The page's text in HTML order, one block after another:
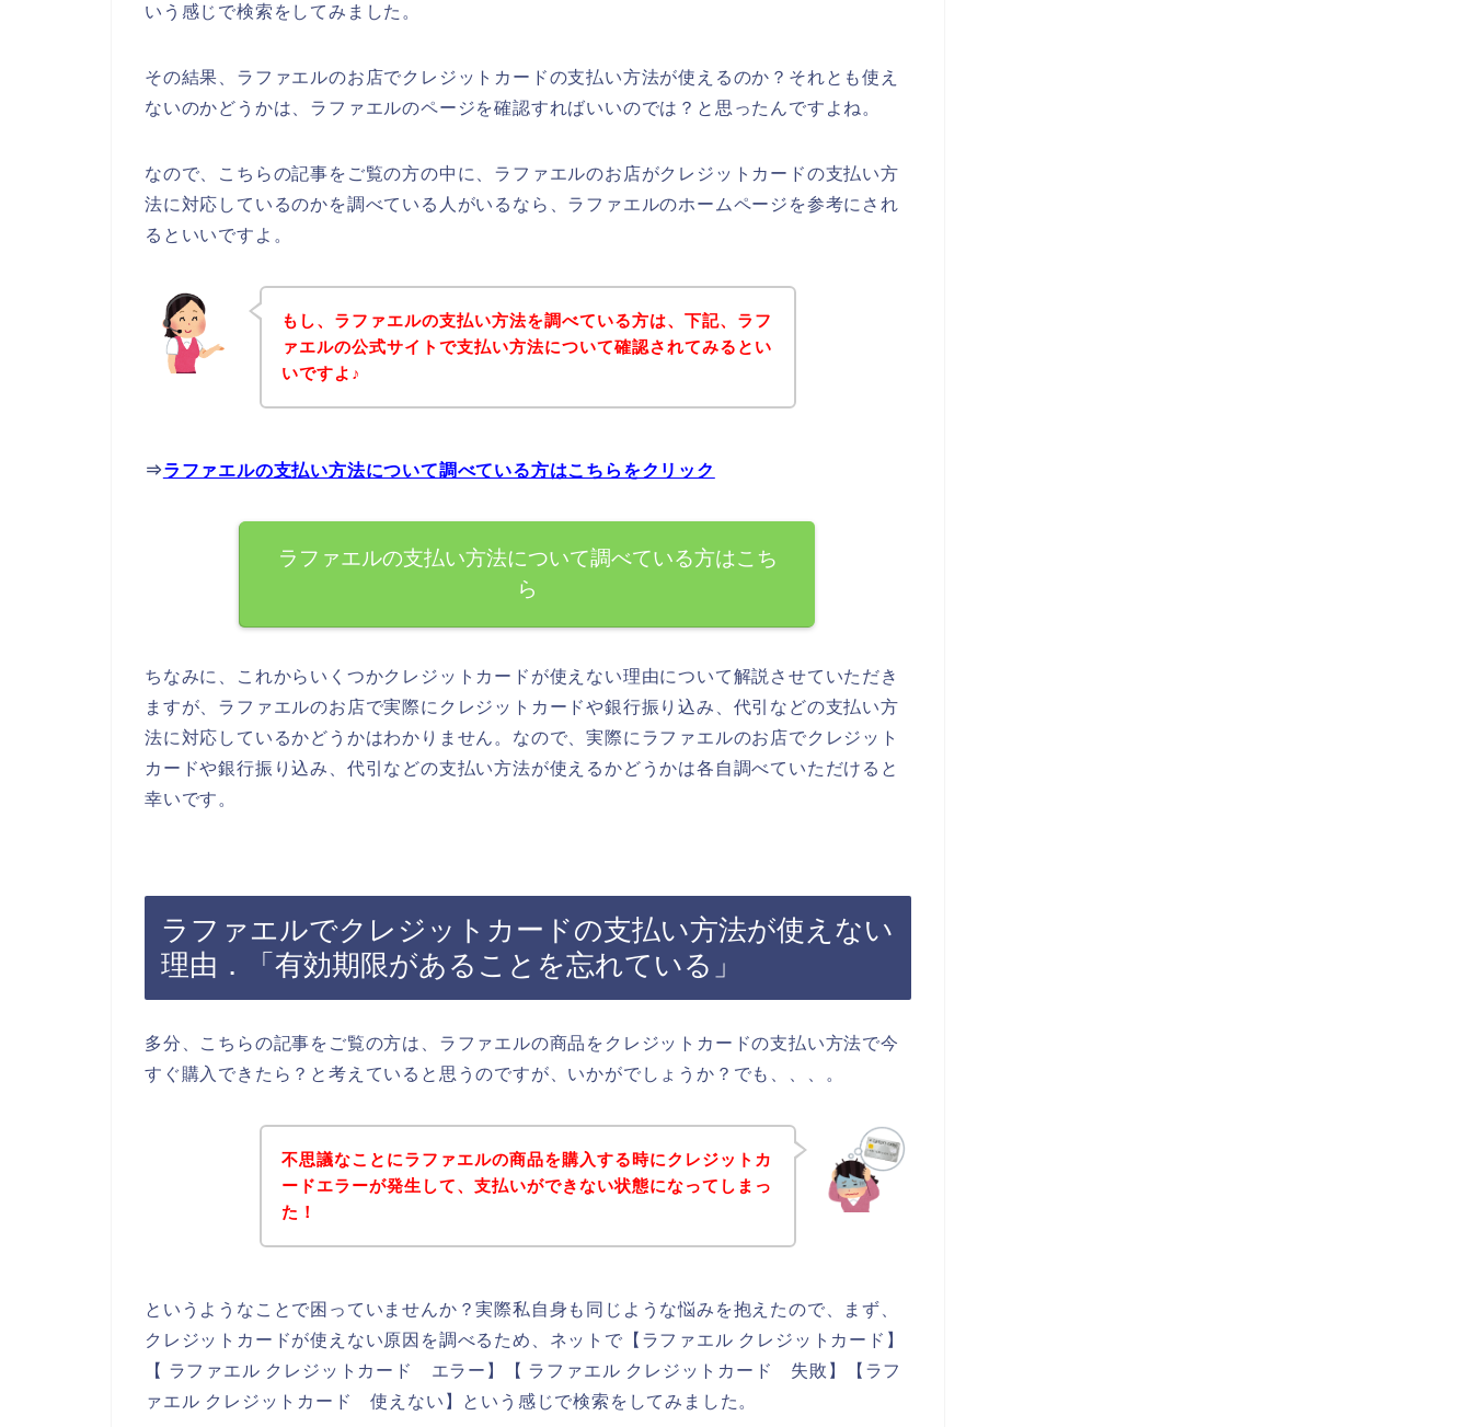
いう感じで検索をしてみました。
その結果、ラファエルのお店でクレジットカードの支払い方法が使えるのか？それとも使え
ないのかどうかは、ラファエルのページを確認すればいいのでは？と思ったんですよね。
なので、こちらの記事をご覧の方の中に、ラファエルのお店がクレジットカードの支払い方
法に対応しているのかを調べている人がいるなら、ラファエルのホームページを参考にされ
るといいですよ。
もし、ラファエルの支払い方法を調べている方は、下記、ラフ
ァエルの公式サイトで支払い方法について確認されてみるとい
いですよ♪
⇒ラファエルの支払い方法について調べている方はこちらをクリック
ラファエルの支払い方法について調べている方はこち
ら
ちなみに、これからいくつかクレジットカードが使えない理由について解説させていただき
ますが、ラファエルのお店で実際にクレジットカードや銀行振り込み、代引などの支払い方
法に対応しているかどうかはわかりません。なので、実際にラファエルのお店でクレジット
カードや銀行振り込み、代引などの支払い方法が使えるかどうかは各自調べていただけると
幸いです。
ラファエルでクレジットカードの支払い方法が使えない
理由．「有効期限があることを忘れている」
多分、こちらの記事をご覧の方は、ラファエルの商品をクレジットカードの支払い方法で今
すぐ購入できたら？と考えていると思うのですが、いかがでしょうか？でも、、、。
不思議なことにラファエルの商品を購入する時にクレジットカ
ードエラーが発生して、支払いができない状態になってしまっ
た！
というようなことで困っていませんか？実際私自身も同じような悩みを抱えたので、まず、
クレジットカードが使えない原因を調べるため、ネットで【ラファエル クレジットカード】
【 ラファエル クレジットカード エラー】【 ラファエル クレジットカード 失敗】【ラフ
ァエル クレジットカード 使えない】という感じで検索をしてみました。